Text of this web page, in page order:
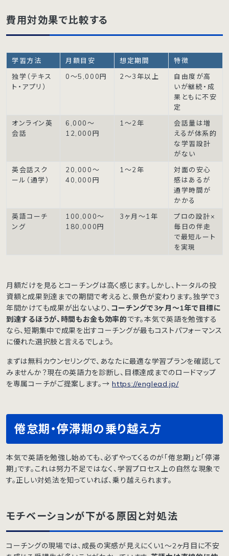
費用対効果で比較する
学習方法 月額目安 想定期間
特徴
独学（テキス
ト・アプリ）
0〜5,000円 2〜3年以上
自由度が高
いが継続・成
果ともに不安
定
オンライン英
会話
6,000〜
12,000円
1〜2年
会話量は増
えるが体系的
な学習設計
がない
英会話スク
ール（通学）
20,000〜
40,000円
1〜2年
対面の安心
感はあるが
通学時間が
かかる
英語コーチ
ング
100,000〜
180,000円
3ヶ月〜1年
プロの設計×
毎日の伴走
で最短ルート
を実現
月額だけを見るとコーチングは高く感じます。しかし、トータルの投
資額と成果到達までの期間で考えると、景色が変わります。独学で3
年間かけても成果が出ないより、 コーチングで3ヶ月〜1年で目標に
到達するほうが、時間もお金も効率的です。本気で英語を勉強する
なら、短期集中で成果を出すコーチングが最もコストパフォーマンス
に優れた選択肢と言えるでしょう。
まずは無料カウンセリングで、あなたに最適な学習プランを確認して
みませんか？現在の英語力を診断し、目標達成までのロードマップ
を専属コーチがご提案します。→https://englead.jp/
倦怠期・停滞期の乗り越え方
本気で英語を勉強し始めても、必ずやってくるのが「倦怠期」と「停滞
期」です。これは努力不足ではなく、学習プロセス上の自然な現象で
す。正しい対処法を知っていれば、乗り越えられます。
モチベーションが下がる原因と対処法
コーチングの現場では、成長の実感が見えにくい1〜2ヶ月目に不安